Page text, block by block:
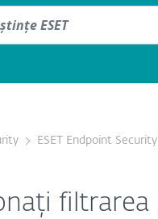
ESET Endpoint